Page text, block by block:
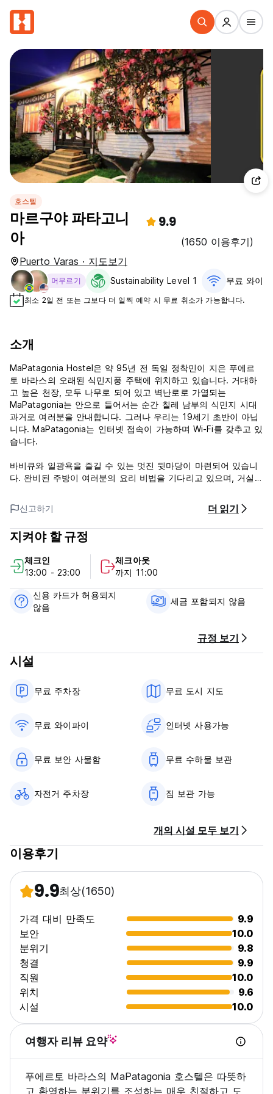
호스텔
마르구야 파타고니
아
9.9
(1650 이용후기)
Puerto Varas · 지도보기
머무르기 Sustainability Level 1 무료 와이
최소 2일 전 또는 그보다 더 일찍 예약 시 무료 취소가 가능합니다.
소개
MaPatagonia Hostel은 약 95년 전 독일 정착민이 지은 푸에르
토 바라스의 오래된 식민지풍 주택에 위치하고 있습니다. 거대하
고 높은 천장, 모두 나무로 되어 있고 벽난로로 가열되는
MaPatagonia는 안으로 들어서는 순간 칠레 남부의 식민지 시대
과거로 여러분을 안내합니다. 그러나 우리는 19세기 초반이 아닙
니다. MaPatagonia는 인터넷 접속이 가능하며 Wi-Fi를 갖추고 있
습니다.
바비큐와 일광욕을 즐길 수 있는 멋진 뒷마당이 마련되어 있습니
다. 완비된 주방이 여러분의 요리 비법을 기다리고 있으며, 거실은
그리고 더 중요한 것은 마파타고니아가 파타고니아로 향하는 관
문의 모든 모험의 출발점이라는 점이다. 래프팅, 카약, 트레킹, 자
전거 타기, 등산... 집으로 돌아오기 전 야외 활동과 모험의 날들,
에서 여러분을 기다리고 있습니다.
참고:
아침 식사는 포함되어 있지 않습니다
세금이 면제됩니다. (Auto-translated from original language)
신고하기 더 읽기
지켜야 할 규정
체크인
13:00 - 23:00
체크아웃
까지 11:00
신용 카드가 허용되지
않음
세금 포함되지 않음
규정 보기
시설
무료 주차장 무료 도시 지도
무료 와이파이 인터넷 사용가능
무료 보안 사물함 무료 수하물 보관
자전거 주차장 짐 보관 가능
개의 시설 모두 보기
이용후기
9.9최상(1650)
가격 대비 만족도
9.9
보안
10.0
분위기
9.8
청결
9.9
직원
10.0
위치
9.6
시설
10.0
여행자 리뷰 요약
푸에르토 바라스의 MaPatagonia 호스텔은 따뜻하
고 환영하는 분위기를 조성하는 매우 친절하고 도